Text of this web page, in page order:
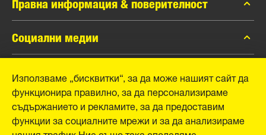
каталог MANN-FILTER
Контакти
Правна информация & поверителност
Защита на личните данни
Официално уведомление
Отпечатък
Социални медии
Instagram
YouTube
MANN+HUMMEL GmbH
Schwieberdinger Straße 126
71636 Ludwigsburg
Използваме „бисквитки“, за да може нашият сайт да
функционира правилно, за да персонализираме
съдържанието и рекламите, за да предоставим
функции за социалните мрежи и за да анализираме